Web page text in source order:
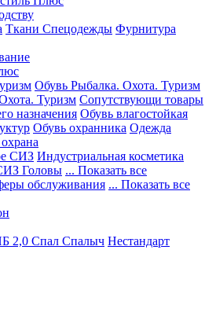
Ткани Спецодежды Фурнитура
Обувь Рыбалка. Охота. Туризм
Туризм Сопутствующи товары
назначения Обувь влагостойкая
Обувь охранника Одежда
СИЗ Индустриальная косметика
Головы ... Показать все
обслуживания ... Показать все
2,0 Спал Спалыч Нестандарт